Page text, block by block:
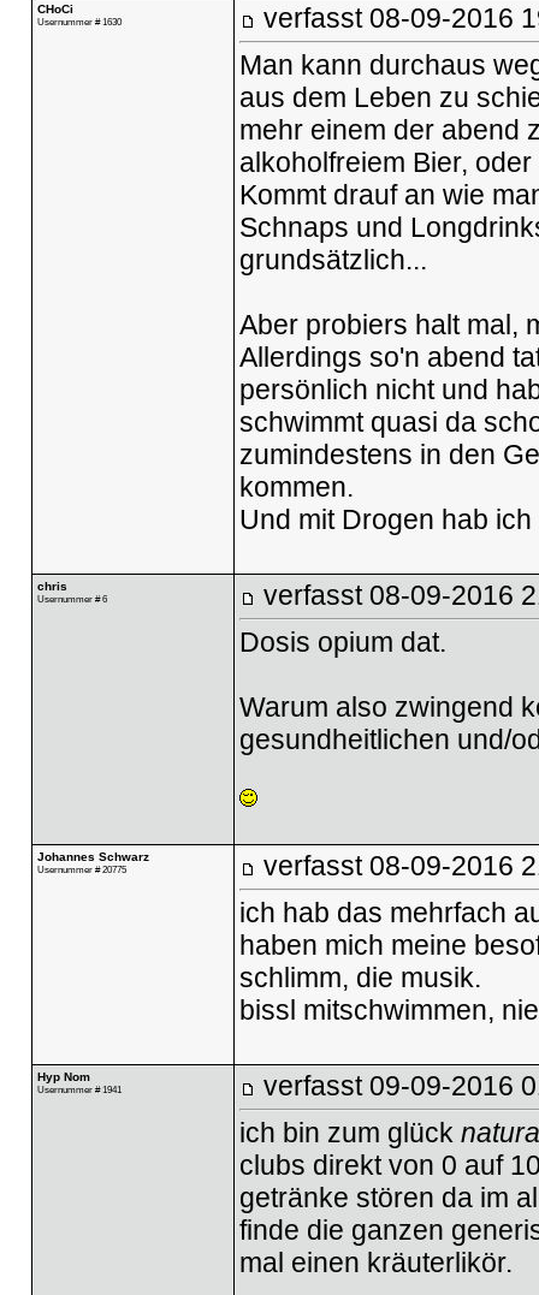
CHoCi
Usernummer # 1630 verfasst 08-09-2016
Man kann durchaus
aus dem Leben zu
mehr einem der abend
alkoholfreiem Bier,
Kommt drauf an wie
Schnaps und
grundsätzlich...
Aber probiers halt mal,
Allerdings so'n abend
persönlich nicht und
schwimmt quasi da
zumindestens in den
kommen.
Und mit Drogen hab
chris
Usernummer # 6 verfasst 08-09-2016
Dosis opium dat.
Warum also zwingend
gesundheitlichen und/
Johannes Schwarz
Usernummer # 20775 verfasst 08-09-2016
ich hab das mehrfach
haben mich meine
schlimm, die musik.
bissl mitschwimmen,
Hyp Nom
Usernummer # 1941 verfasst 09-09-2016
ich bin zum glück
clubs direkt von 0 auf
getränke stören da im
finde die ganzen
mal einen kräuterlikör.